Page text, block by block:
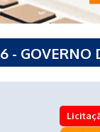
- GOVERNO